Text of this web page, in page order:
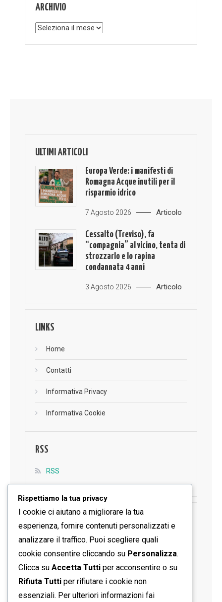
ARCHIVIO
Archivio
ULTIMI ARTICOLI
Europa Verde: i manifesti di
Romagna Acque inutili per il
risparmio idrico
7 Agosto 2026 Articolo
Cessalto (Treviso), fa
“compagnia” al vicino, tenta di
strozzarlo e lo rapina
condannata 4 anni
3 Agosto 2026 Articolo
LINKS
Home
Contatti
Informativa Privacy
Informativa Cookie
RSS
RSS
SEGUICI SU FACEBOOK
Rispettiamo la tua privacy
I cookie ci aiutano a migliorare la tua
esperienza, fornire contenuti personalizzati e
analizzare il traffico. Puoi scegliere quali
cookie consentire cliccando su Personalizza.
Clicca su Accetta Tutti per acconsentire o su
Rifiuta Tutti per rifiutare i cookie non
essenziali. Per ulteriori informazioni fai